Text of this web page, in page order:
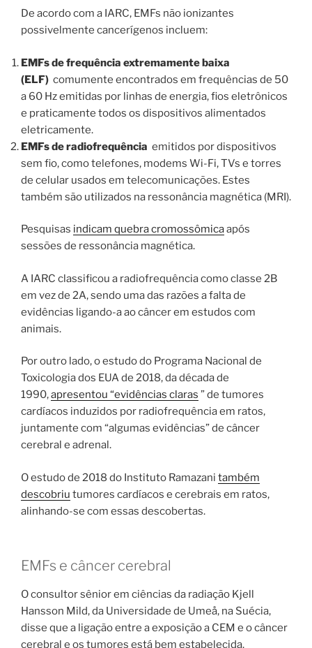
De acordo com a IARC, EMFs não ionizantes
possivelmente cancerígenos incluem:
EMFs de frequência extremamente baixa
(ELF) comumente encontrados em frequências de 50
a 60 Hz emitidas por linhas de energia, fios eletrônicos
e praticamente todos os dispositivos alimentados
eletricamente.
EMFs de radiofrequência emitidos por dispositivos
sem fio, como telefones, modems Wi-Fi, TVs e torres
de celular usados ​​em telecomunicações. Estes
também são utilizados na ressonância magnética (MRI).
Pesquisas indicam quebra cromossômicaapós
sessões de ressonância magnética.
A IARC classificou a radiofrequência como classe 2B
em vez de 2A, sendo uma das razões a falta de
evidências ligando-a ao câncer em estudos com
animais.
Por outro lado, o estudo do Programa Nacional de
Toxicologia dos EUA de 2018, da década de
1990,apresentou “evidências claras ” de tumores
cardíacos induzidos por radiofrequência em ratos,
juntamente com “algumas evidências” de câncer
cerebral e adrenal.
O estudo de 2018 do Instituto Ramazani também
descobriu tumores cardíacos e cerebrais em ratos,
alinhando-se com essas descobertas.
EMFs e câncer cerebral
O consultor sênior em ciências da radiação Kjell
Hansson Mild, da Universidade de Umeå, na Suécia,
disse que a ligação entre a exposição a CEM e o câncer
cerebral e os tumores está bem estabelecida.